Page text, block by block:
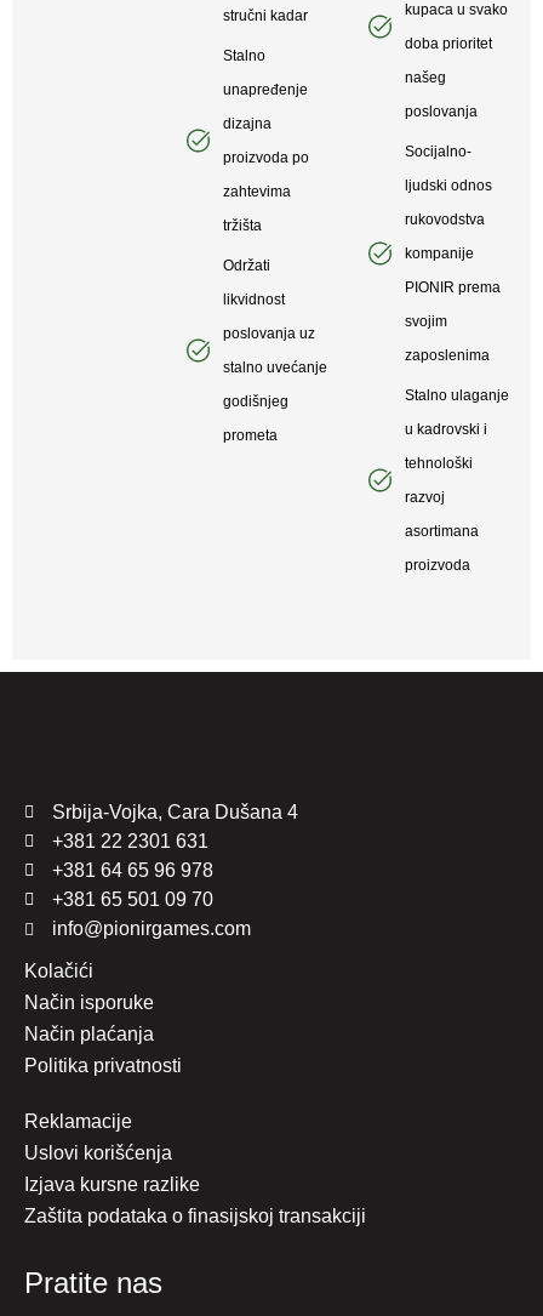
stručni kadar
Stalno
unapređenje
dizajna
proizvoda po
zahtevima
tržišta
Održati
likvidnost
poslovanja uz
stalno uvećanje
godišnjeg
prometa
kupaca u svako
doba prioritet
našeg
poslovanja
Socijalno-
ljudski odnos
rukovodstva
kompanije
PIONIR prema
svojim
zaposlenima
Stalno ulaganje
u kadrovski i
tehnološki
razvoj
asortimana
proizvoda
Srbija-Vojka, Cara Dušana 4
+381 22 2301 631
+381 64 65 96 978
+381 65 501 09 70
info@pionirgames.com
Kolačići
Način isporuke
Način plaćanja
Politika privatnosti
Reklamacije
Uslovi korišćenja
Izjava kursne razlike
Zaštita podataka o finasijskoj transakciji
Pratite nas